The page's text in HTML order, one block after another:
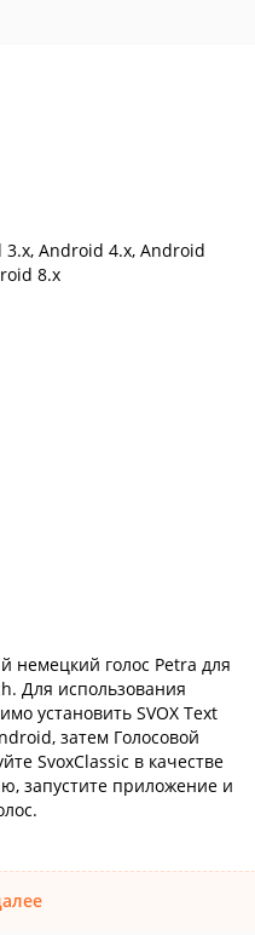
Android 4.x, Android
8.x
немецкий голос Petra для
Для использования
установить SVOX Text
затем Голосовой
SvoxClassic в качестве
запустите приложение и